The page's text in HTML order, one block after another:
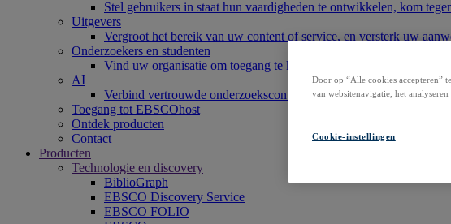
Stel gebruikers in staat hun vaardigheden te ontwikkelen, kom
Uitgevers
Vergroot het bereik van uw content of service, en versterk uw
Onderzoekers en studenten
Vind uw organisatie om toegang te krijgen tot onze producten en
AI
Verbind vertrouwde onderzoekscontent met AI-systemen.
Toegang tot EBSCOhost
Ontdek producten
Contact
Producten
Technologie en discovery
BiblioGraph
EBSCO Discovery Service
EBSCO FOLIO
Door op “Alle cookies accepteren”
van websitenavigatie, het
Cookie-instellingen